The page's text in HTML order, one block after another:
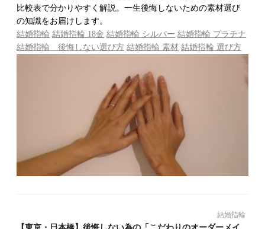
比較表で分かりやすく解説。一生後悔しないための素材選び
の知識をお届けします。
結婚指輪 結婚指輪 18金 結婚指輪 シルバー 結婚指輪 プラチナ
結婚指輪 後悔しない選び方 結婚指輪 素材 結婚指輪 選び方
結婚指輪